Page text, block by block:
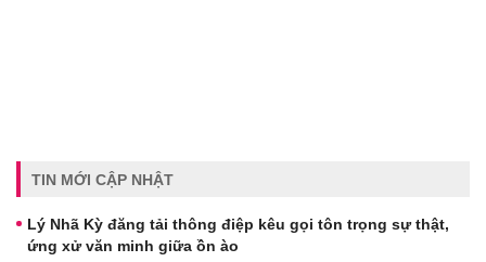
TIN MỚI CẬP NHẬT
Lý Nhã Kỳ đăng tải thông điệp kêu gọi tôn trọng sự thật,
ứng xử văn minh giữa ồn ào